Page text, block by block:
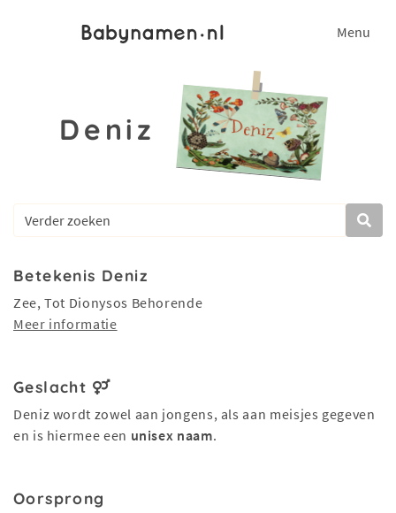
Menu
Deniz
Betekenis Deniz
Zee, Tot Dionysos Behorende
Meer informatie
Geslacht
Deniz wordt zowel aan jongens, als aan meisjes gegeven
en is hiermee een unisex naam.
Oorsprong